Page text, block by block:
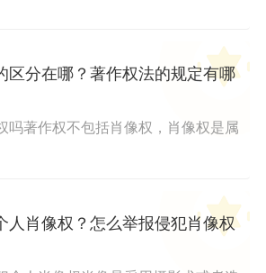
区分在哪？著作权法的规定有哪
吗著作权不包括肖像权，肖像权是属
人肖像权？怎么举报侵犯肖像权